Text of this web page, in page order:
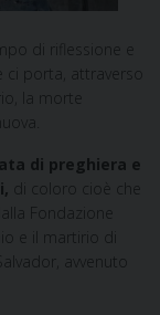
di riflessione e
porta, attraverso
la morte
di preghiera e
di coloro cioè che
Fondazione
e il martirio di
avvenuto